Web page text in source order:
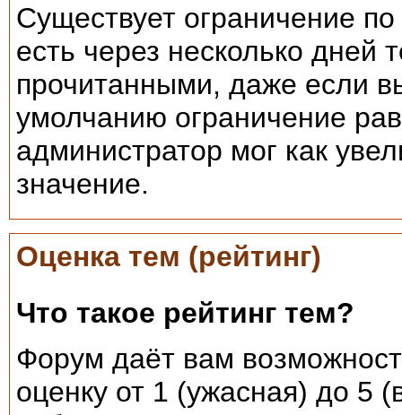
Существует ограничение
есть через несколько дней
прочитанными, даже если
умолчанию ограничение
администратор мог как
значение.
Оценка тем (рейтинг)
Что такое рейтинг тем?
Форум даёт вам
оценку от 1 (ужасная) до 5